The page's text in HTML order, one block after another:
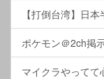
【打倒台湾】日
ポケモン＠2ch掲
マイクラやって